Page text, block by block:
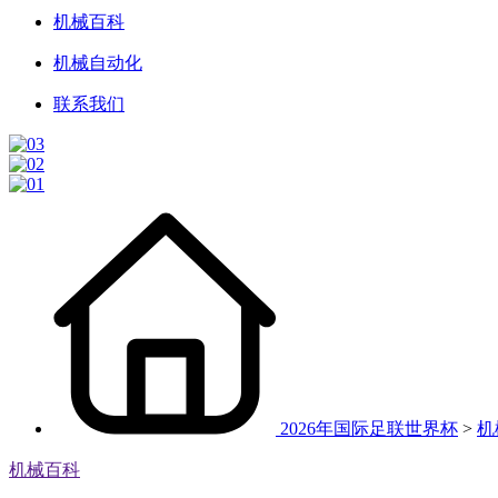
机械百科
机械自动化
联系我们
2026年国际足联世界杯 > 机
机械百科